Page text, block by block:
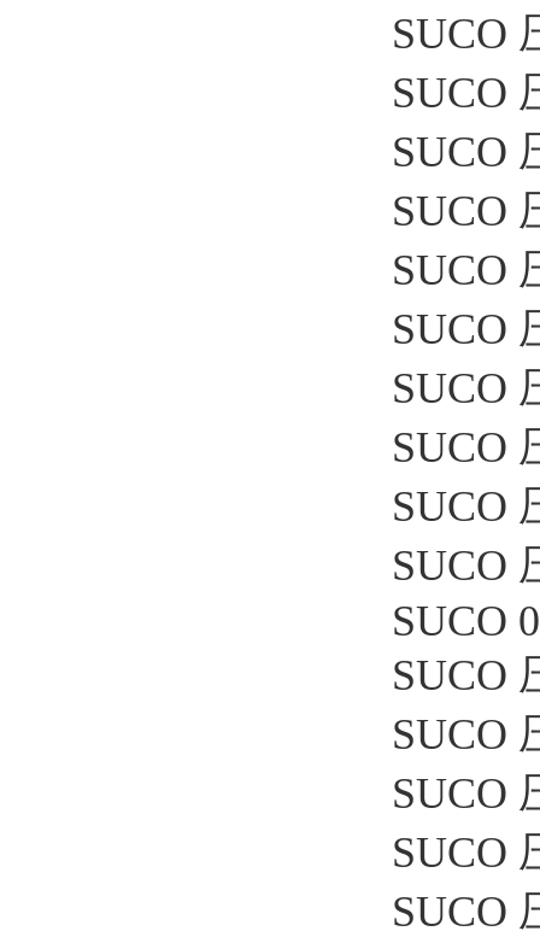
SUCO
SUCO
SUCO
SUCO
SUCO
SUCO
SUCO
SUCO
SUCO
SUCO
SUCO
SUCO
SUCO
SUCO
SUCO
SUCO